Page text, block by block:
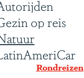
op reis
Rondreizen